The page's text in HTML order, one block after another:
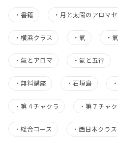
・ 書籍 ・ 月と太陽のアロマ
・ 横浜クラス ・氣 ・
・ 氣とアロマ ・氣と五行
・ 無料講座 ・石垣島
・ 第４チャクラ ・第７チャ
・ 総合コース ・ 西日本クラス